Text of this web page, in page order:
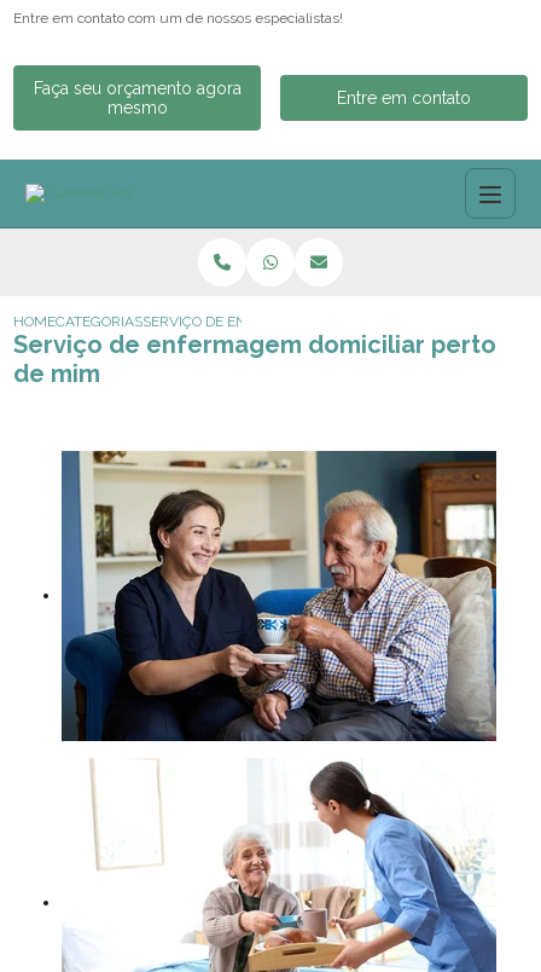
Entre em contato com um de nossos especialistas!
Faça seu orçamento agora
mesmo
Entre em contato
HOMECATEGORIASSERVIÇO DE ENFERMAGEM DOMICILIAR PERTO DE MIM
Serviço de enfermagem domiciliar perto
de mim